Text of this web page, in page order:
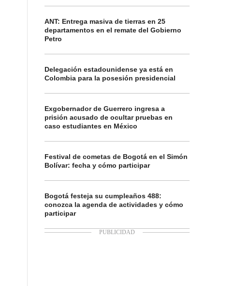
ANT: Entrega masiva de tierras en 25
departamentos en el remate del Gobierno
Petro
Delegación estadounidense ya está en
Colombia para la posesión presidencial
Exgobernador de Guerrero ingresa a
prisión acusado de ocultar pruebas en
caso estudiantes en México
Festival de cometas de Bogotá en el Simón
Bolívar: fecha y cómo participar
Bogotá festeja su cumpleaños 488:
conozca la agenda de actividades y cómo
participar